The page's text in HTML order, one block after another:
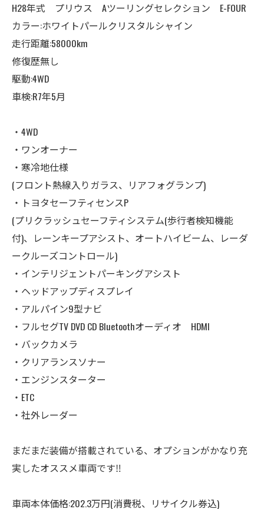
H28年式 プリウス Aツーリングセレクション E-FOUR
カラー:ホワイトパールクリスタルシャイン
走行距離:58000km
修復歴無し
駆動:4WD
車検:R7年5月
・4WD
・ワンオーナー
・寒冷地仕様
(フロント熱線入りガラス、リアフォグランプ)
・トヨタセーフティセンスP
(プリクラッシュセーフティシステム(歩行者検知機能
付)、レーンキープアシスト、オートハイビーム、レーダ
ークルーズコントロール)
・インテリジェントパーキングアシスト
・ヘッドアップディスプレイ
・アルパイン9型ナビ
・フルセグTV DVD CD Bluetoothオーディオ HDMI
・バックカメラ
・クリアランスソナー
・エンジンスターター
・ETC
・社外レーダー
まだまだ装備が搭載されている、オプションがかなり充
実したオススメ車両です‼️
車両本体価格:202.3万円(消費税、リサイクル券込)